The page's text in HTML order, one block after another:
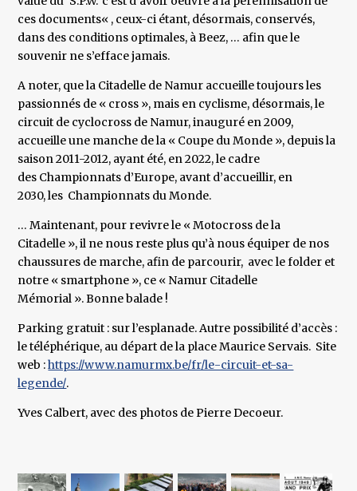
ces documents« , ceux-ci étant, désormais, conservés,
dans des conditions optimales, à Beez, … afin que le
souvenir ne s’efface jamais.
A noter, que la Citadelle de Namur accueille toujours les
passionnés de « cross », mais en cyclisme, désormais, le
circuit de cyclocross de Namur, inauguré en 2009,
accueille une manche de la « Coupe du Monde », depuis la
saison 2011-2012, ayant été, en 2022, le cadre
des Championnats d’Europe, avant d’accueillir, en
2030, les Championnats du Monde.
… Maintenant, pour revivre le « Motocross de la
Citadelle », il ne nous reste plus qu’à nous équiper de nos
chaussures de marche, afin de parcourir, avec le folder et
notre « smartphone », ce « Namur Citadelle
Mémorial ». Bonne balade !
Parking gratuit : sur l’esplanade. Autre possibilité d’accès :
le téléphérique, au départ de la place Maurice Servais. Site
web :https://www.namurmx.be/fr/le-circuit-et-sa-
legende/.
Yves Calbert, avec des photos de Pierre Decoeur.